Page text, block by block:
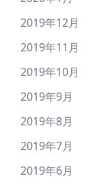
2019年12月
2019年11月
2019年10月
2019年9月
2019年8月
2019年7月
2019年6月